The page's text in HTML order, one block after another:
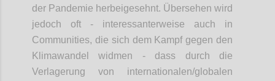
der Pandemie herbeigesehnt. Übersehen wird
jedoch oft - interessanterweise auch in
Communities, die sich dem Kampf gegen den
Klimawandel widmen - dass durch die
Verlagerung von internationalen/globalen